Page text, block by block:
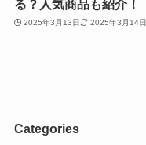
る？人気商品も紹介！
2025年3月13日 2025年3月14日
Categories